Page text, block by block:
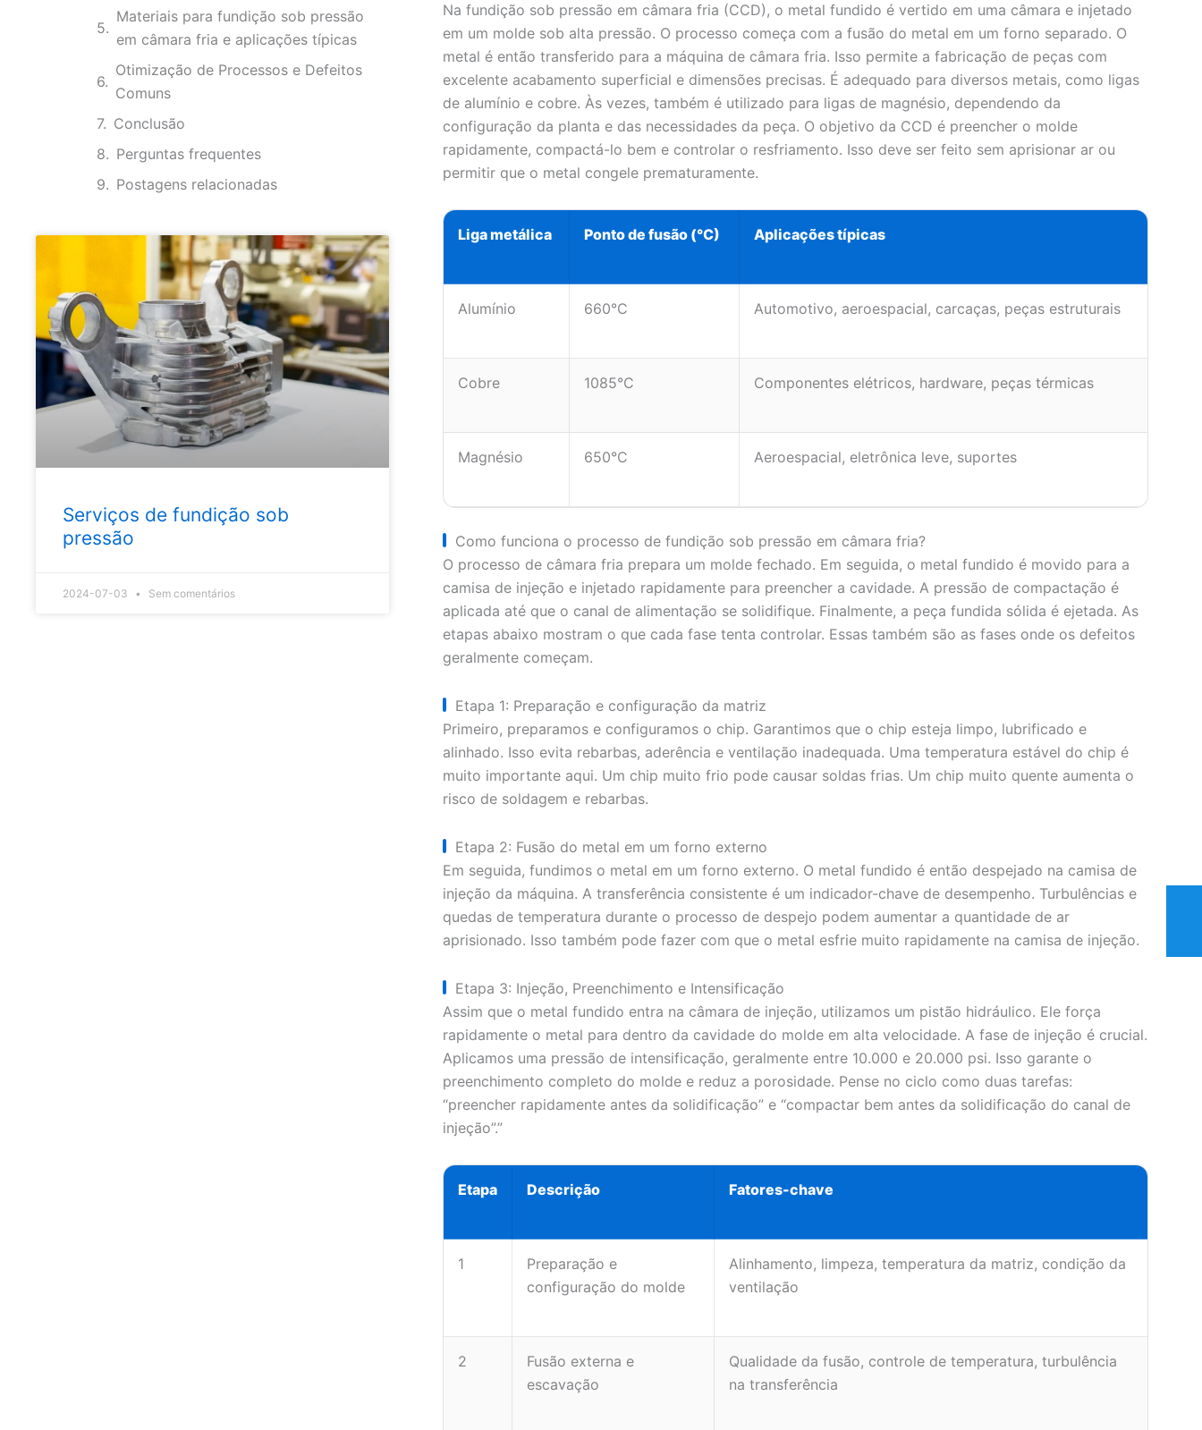
Materiais para fundição sob pressão
em câmara fria e aplicações típicas
Otimização de Processos e Defeitos
Comuns
Conclusão
Perguntas frequentes
Postagens relacionadas
Serviços de fundição sob
pressão
2024-07-03 Sem comentários
Na fundição sob pressão em câmara fria (CCD), o metal fundido é vertido em uma câmara e injetado
em um molde sob alta pressão. O processo começa com a fusão do metal em um forno separado. O
metal é então transferido para a máquina de câmara fria. Isso permite a fabricação de peças com
excelente acabamento superficial e dimensões precisas. É adequado para diversos metais, como ligas
de alumínio e cobre. Às vezes, também é utilizado para ligas de magnésio, dependendo da
configuração da planta e das necessidades da peça. O objetivo da CCD é preencher o molde
rapidamente, compactá-lo bem e controlar o resfriamento. Isso deve ser feito sem aprisionar ar ou
permitir que o metal congele prematuramente.
Liga metálica Ponto de fusão (°C) Aplicações típicas
Alumínio 660°C Automotivo, aeroespacial, carcaças, peças estruturais
Cobre 1085°C Componentes elétricos, hardware, peças térmicas
Magnésio 650°C Aeroespacial, eletrônica leve, suportes
Como funciona o processo de fundição sob pressão em câmara fria?
O processo de câmara fria prepara um molde fechado. Em seguida, o metal fundido é movido para a
camisa de injeção e injetado rapidamente para preencher a cavidade. A pressão de compactação é
aplicada até que o canal de alimentação se solidifique. Finalmente, a peça fundida sólida é ejetada. As
etapas abaixo mostram o que cada fase tenta controlar. Essas também são as fases onde os defeitos
geralmente começam.
Etapa 1: Preparação e configuração da matriz
Primeiro, preparamos e configuramos o chip. Garantimos que o chip esteja limpo, lubrificado e
alinhado. Isso evita rebarbas, aderência e ventilação inadequada. Uma temperatura estável do chip é
muito importante aqui. Um chip muito frio pode causar soldas frias. Um chip muito quente aumenta o
risco de soldagem e rebarbas.
Etapa 2: Fusão do metal em um forno externo
Em seguida, fundimos o metal em um forno externo. O metal fundido é então despejado na camisa de
injeção da máquina. A transferência consistente é um indicador-chave de desempenho. Turbulências e
quedas de temperatura durante o processo de despejo podem aumentar a quantidade de ar
aprisionado. Isso também pode fazer com que o metal esfrie muito rapidamente na camisa de injeção.
Etapa 3: Injeção, Preenchimento e Intensificação
Assim que o metal fundido entra na câmara de injeção, utilizamos um pistão hidráulico. Ele força
rapidamente o metal para dentro da cavidade do molde em alta velocidade. A fase de injeção é crucial.
Aplicamos uma pressão de intensificação, geralmente entre 10.000 e 20.000 psi. Isso garante o
preenchimento completo do molde e reduz a porosidade. Pense no ciclo como duas tarefas:
“preencher rapidamente antes da solidificação” e “compactar bem antes da solidificação do canal de
injeção”.”
Etapa Descrição Fatores-chave
1
Preparação e
configuração do molde
Alinhamento, limpeza, temperatura da matriz, condição da
ventilação
2
Fusão externa e
escavação
Qualidade da fusão, controle de temperatura, turbulência
na transferência